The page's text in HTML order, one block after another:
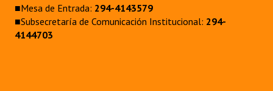
■Mesa de Entrada: 294-4143579
■Subsecretaría de Comunicación Institucional: 294-
4144703